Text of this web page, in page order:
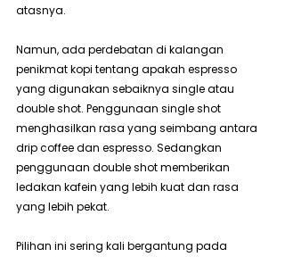
atasnya.
Namun, ada perdebatan di kalangan
penikmat kopi tentang apakah espresso
yang digunakan sebaiknya single atau
double shot. Penggunaan single shot
menghasilkan rasa yang seimbang antara
drip coffee dan espresso. Sedangkan
penggunaan double shot memberikan
ledakan kafein yang lebih kuat dan rasa
yang lebih pekat.
Pilihan ini sering kali bergantung pada